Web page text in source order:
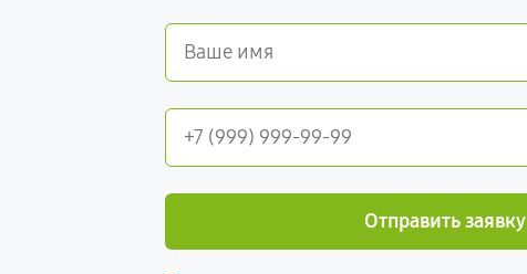
Отправить заявку